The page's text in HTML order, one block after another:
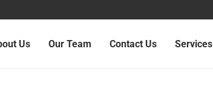
Us Our Team Contact Us Services